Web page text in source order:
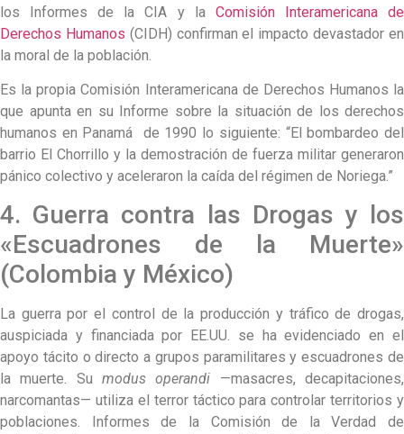
los Informes de la CIA y la Comisión Interamericana de
Derechos Humanos (CIDH) confirman el impacto devastador en
la moral de la población.
Es la propia Comisión Interamericana de Derechos Humanos la
que apunta en su Informe sobre la situación de los derechos
humanos en Panamá de 1990 lo siguiente: “El bombardeo del
barrio El Chorrillo y la demostración de fuerza militar generaron
pánico colectivo y aceleraron la caída del régimen de Noriega.”
4. Guerra contra las Drogas y los
«Escuadrones de la Muerte»
(Colombia y México)
La guerra por el control de la producción y tráfico de drogas,
auspiciada y financiada por EE.UU. se ha evidenciado en el
apoyo tácito o directo a grupos paramilitares y escuadrones de
la muerte. Su modus operandi —masacres, decapitaciones,
narcomantas— utiliza el terror táctico para controlar territorios y
poblaciones. Informes de la Comisión de la Verdad de